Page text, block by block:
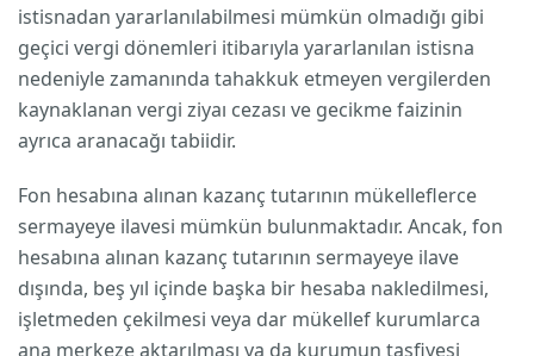
istisnadan yararlanılabilmesi mümkün olmadığı gibi
geçici vergi dönemleri itibarıyla yararlanılan istisna
nedeniyle zamanında tahakkuk etmeyen vergilerden
kaynaklanan vergi ziyaı cezası ve gecikme faizinin
ayrıca aranacağı tabiidir.
Fon hesabına alınan kazanç tutarının mükelleflerce
sermayeye ilavesi mümkün bulunmaktadır. Ancak, fon
hesabına alınan kazanç tutarının sermayeye ilave
dışında, beş yıl içinde başka bir hesaba nakledilmesi,
işletmeden çekilmesi veya dar mükellef kurumlarca
ana merkeze aktarılması ya da kurumun tasfiyesi